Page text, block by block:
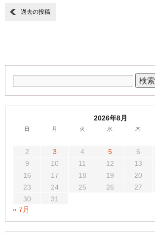
過去の投稿
2026年8月
日 月 火 水 木
2
3 4 5 6
9
10 11 12 13
16
17 18 19 20
23
24 25 26 27
30
31
« 7月